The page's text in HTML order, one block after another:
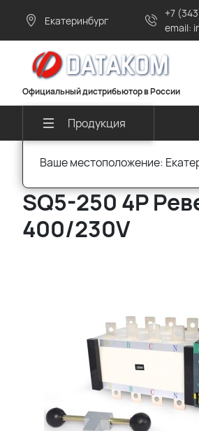
Екатеринбург
+7
email:
Официальный дистрибьютор в России
Продукция
Главная Продукция других
SQ5-250 4P
400/230V
Ваше местоположение: